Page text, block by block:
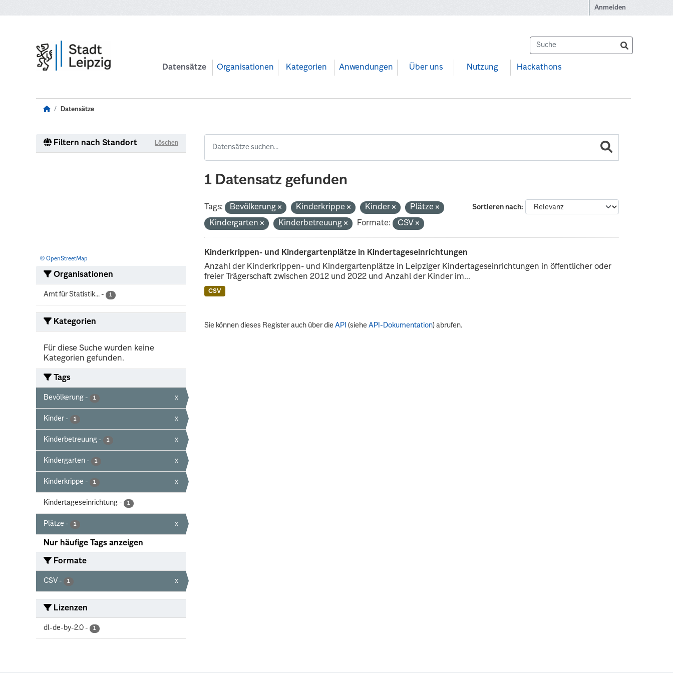
Anmelden
Datensätze Organisationen Kategorien Anwendungen Über uns Nutzung Hackathons
Datensätze
Filtern nach Standort Löschen
© OpenStreetMap
Organisationen
Amt für Statistik... - 1
Kategorien
Für diese Suche wurden keine
Kategorien gefunden.
Tags
Bevölkerung - 1 x
Kinder - 1 x
Kinderbetreuung - 1 x
Kindergarten - 1 x
Kinderkrippe - 1 x
Kindertageseinrichtung - 1
Plätze - 1 x
Nur häufige Tags anzeigen
Formate
CSV - 1 x
Lizenzen
dl-de-by-2.0 - 1
1 Datensatz gefunden
Sortieren nach
Tags: Bevölkerung Kinderkrippe Kinder
Plätze
Kindergarten
Kinderbetreuung Formate: CSV
Kinderkrippen- und Kindergartenplätze in Kindertageseinrichtungen
Anzahl der Kinderkrippen- und Kindergartenplätze in Leipziger Kindertageseinrichtungen in öffentlicher oder
freier Trägerschaft zwischen 2012 und 2022 und Anzahl der Kinder im...
CSV
Sie können dieses Register auch über dieAPI (sieheAPI-Dokumentation) abrufen.